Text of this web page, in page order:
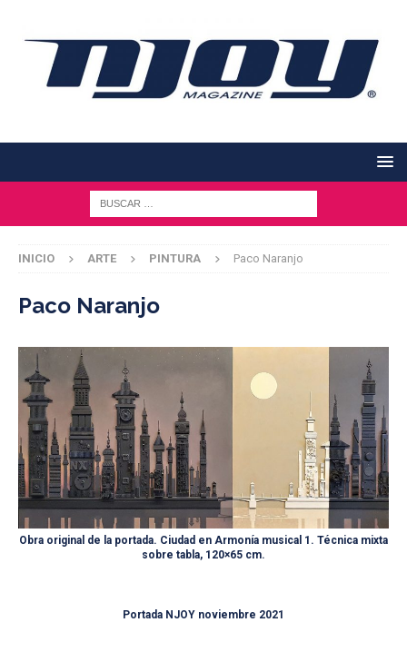
INICIO ARTE PINTURA Paco Naranjo
Paco Naranjo
Obra original de la portada. Ciudad en Armonía musical 1. Técnica mixta
sobre tabla, 120×65 cm.
Portada NJOY noviembre 2021